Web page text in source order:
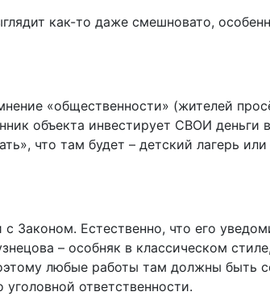
как-то даже смешновато,
«общественности» (жителей
объекта инвестирует СВОИ деньги
что там будет – детский лагерь или
Естественно, что его
– особняк в классическом
любые работы там должны быть
ответственности.